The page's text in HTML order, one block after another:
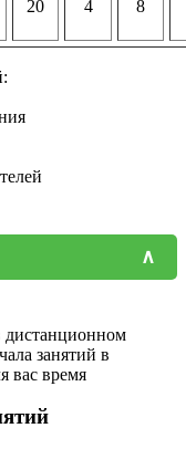
20 4 8
дистанционном
занятий в
вас время